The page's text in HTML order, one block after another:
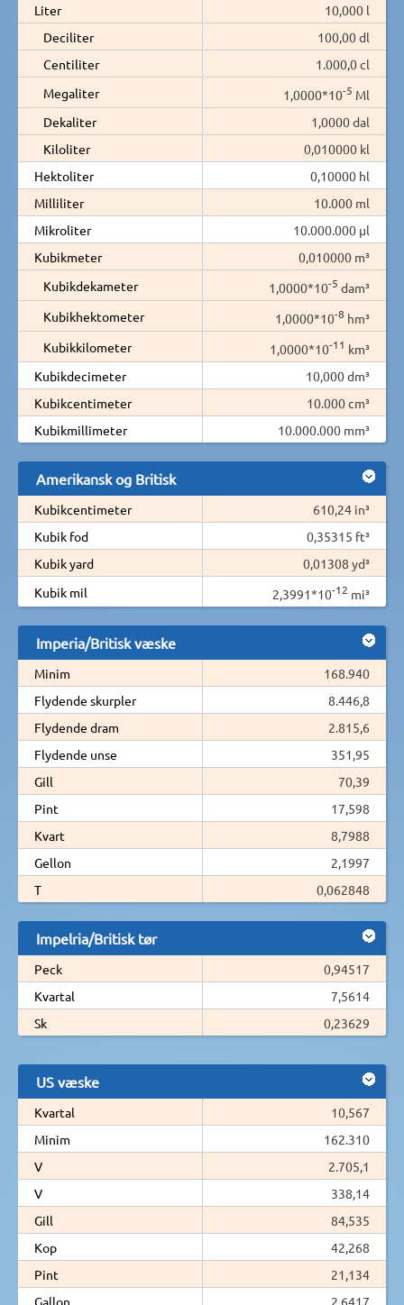
Liter
10,000 l
Deciliter
100,00 dl
Centiliter
1.000,0 cl
Megaliter
1,0000*10-5 Ml
Dekaliter
1,0000 dal
Kiloliter
0,010000 kl
Hektoliter
0,10000 hl
Milliliter
10.000 ml
Mikroliter
10.000.000 µl
Kubikmeter
0,010000 m³
Kubikdekameter
1,0000*10-5 dam³
Kubikhektometer
1,0000*10-8 hm³
Kubikkilometer
1,0000*10-11 km³
Kubikdecimeter
10,000 dm³
Kubikcentimeter
10.000 cm³
Kubikmillimeter
10.000.000 mm³
Amerikansk og Britisk
Kubikcentimeter
610,24 in³
Kubik fod
0,35315 ft³
Kubik yard
0,01308 yd³
Kubik mil
2,3991*10-12 mi³
Imperia/Britisk væske
Minim
168.940
Flydende skurpler
8.446,8
Flydende dram
2.815,6
Flydende unse
351,95
Gill
70,39
Pint
17,598
Kvart
8,7988
Gellon
2,1997
T
0,062848
Impelria/Britisk tør
Peck
0,94517
Kvartal
7,5614
Sk
0,23629
US væske
Kvartal
10,567
Minim
162.310
V
2.705,1
V
338,14
Gill
84,535
Kop
42,268
Pint
21,134
Gallon
2,6417